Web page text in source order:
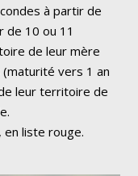
à partir de
de 10 ou 11
de leur mère
vers 1 an
leur territoire de
en liste rouge.